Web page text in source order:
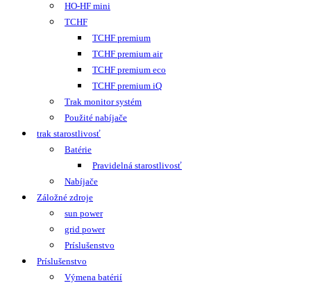
HO-HF mini
TCHF
TCHF premium
TCHF premium air
TCHF premium eco
TCHF premium iQ
Trak monitor systém
Použité nabíjače
trak starostlivosť
Batérie
Pravidelná starostlivosť
Nabíjače
Záložné zdroje
sun power
grid power
Príslušenstvo
Príslušenstvo
Výmena batérií